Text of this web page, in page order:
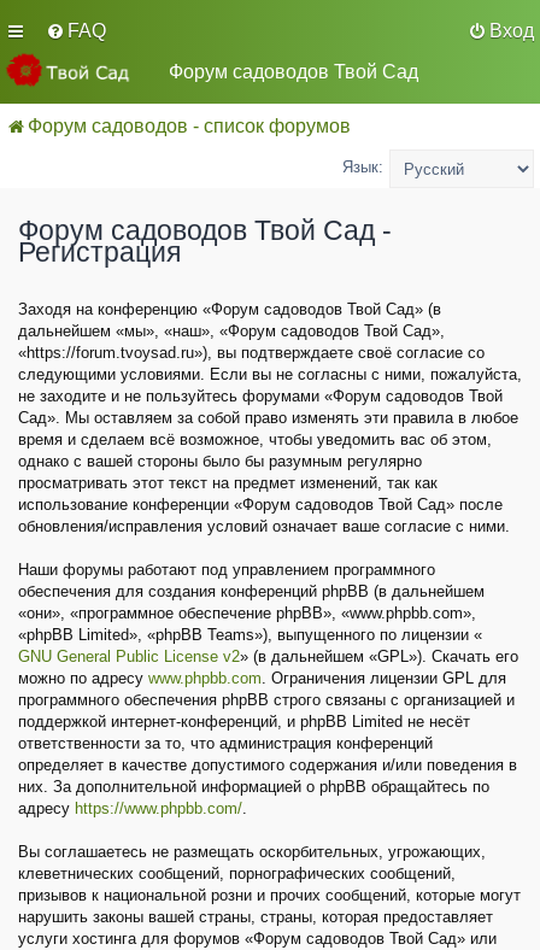
FAQ
Вход
Форум садоводов Твой Сад
Форум садоводов - список форумов
Язык:
Форум садоводов Твой Сад -
Регистрация
Заходя на конференцию «Форум садоводов Твой Сад» (в
дальнейшем «мы», «наш», «Форум садоводов Твой Сад»,
«https://forum.tvoysad.ru»), вы подтверждаете своё согласие со
следующими условиями. Если вы не согласны с ними, пожалуйста,
не заходите и не пользуйтесь форумами «Форум садоводов Твой
Сад». Мы оставляем за собой право изменять эти правила в любое
время и сделаем всё возможное, чтобы уведомить вас об этом,
однако с вашей стороны было бы разумным регулярно
просматривать этот текст на предмет изменений, так как
использование конференции «Форум садоводов Твой Сад» после
обновления/исправления условий означает ваше согласие с ними.
Наши форумы работают под управлением программного
обеспечения для создания конференций phpBB (в дальнейшем
«они», «программное обеспечение phpBB», «www.phpbb.com»,
«phpBB Limited», «phpBB Teams»), выпущенного по лицензии «
GNU General Public License v2» (в дальнейшем «GPL»). Скачать его
можно по адресу www.phpbb.com. Ограничения лицензии GPL для
программного обеспечения phpBB строго связаны с организацией и
поддержкой интернет-конференций, и phpBB Limited не несёт
ответственности за то, что администрация конференций
определяет в качестве допустимого содержания и/или поведения в
них. За дополнительной информацией о phpBB обращайтесь по
адресу https://www.phpbb.com/.
Вы соглашаетесь не размещать оскорбительных, угрожающих,
клеветнических сообщений, порнографических сообщений,
призывов к национальной розни и прочих сообщений, которые могут
нарушить законы вашей страны, страны, которая предоставляет
услуги хостинга для форумов «Форум садоводов Твой Сад» или